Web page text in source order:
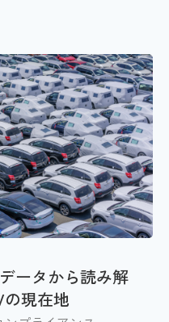
ータから読み解
の現在地